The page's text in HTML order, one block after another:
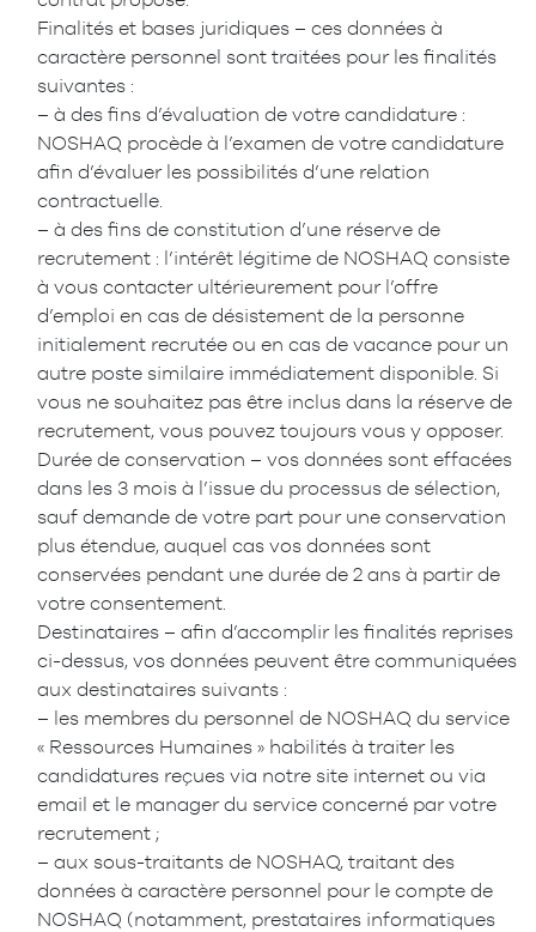
Finalités et bases juridiques – ces données à
caractère personnel sont traitées pour les finalités
suivantes :
– à des fins d’évaluation de votre candidature :
NOSHAQ procède à l’examen de votre candidature
afin d’évaluer les possibilités d’une relation
contractuelle.
– à des fins de constitution d’une réserve de
recrutement : l’intérêt légitime de NOSHAQ consiste
à vous contacter ultérieurement pour l’offre
d’emploi en cas de désistement de la personne
initialement recrutée ou en cas de vacance pour un
autre poste similaire immédiatement disponible. Si
vous ne souhaitez pas être inclus dans la réserve de
recrutement, vous pouvez toujours vous y opposer.
Durée de conservation – vos données sont effacées
dans les 3 mois à l’issue du processus de sélection,
sauf demande de votre part pour une conservation
plus étendue, auquel cas vos données sont
conservées pendant une durée de 2 ans à partir de
votre consentement.
Destinataires – afin d’accomplir les finalités reprises
ci-dessus, vos données peuvent être communiquées
aux destinataires suivants :
– les membres du personnel de NOSHAQ du service
« Ressources Humaines » habilités à traiter les
candidatures reçues via notre site internet ou via
email et le manager du service concerné par votre
recrutement ;
– aux sous-traitants de NOSHAQ, traitant des
données à caractère personnel pour le compte de
NOSHAQ (notamment, prestataires informatiques